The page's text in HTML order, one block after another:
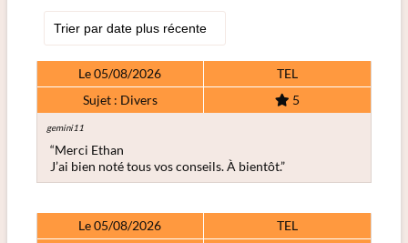
Le 05/08/2026
TEL
Sujet : Divers
5
gemini11
“Merci Ethan
J’ai bien noté tous vos conseils. À bientôt.”
Le 05/08/2026
TEL